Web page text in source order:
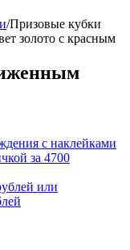
/Призовые кубки
золото с красным
с наклейками
за 4700
или